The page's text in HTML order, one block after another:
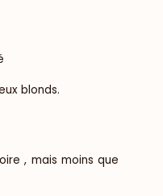
blonds.
, mais moins que